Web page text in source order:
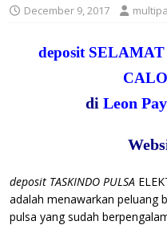
December 9, 2017
deposit
di Leon
deposit TASKINDO PULSA
adalah menawarkan peluang
pulsa yang sudah